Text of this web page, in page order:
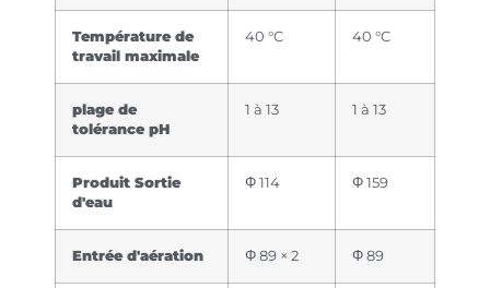
Température de
travail maximale
40 °C 40 °C
plage de
tolérance pH
1 à 13 1 à 13
Produit Sortie
d'eau
Φ 114 Φ 159
Entrée d'aération Φ 89 × 2 Φ 89